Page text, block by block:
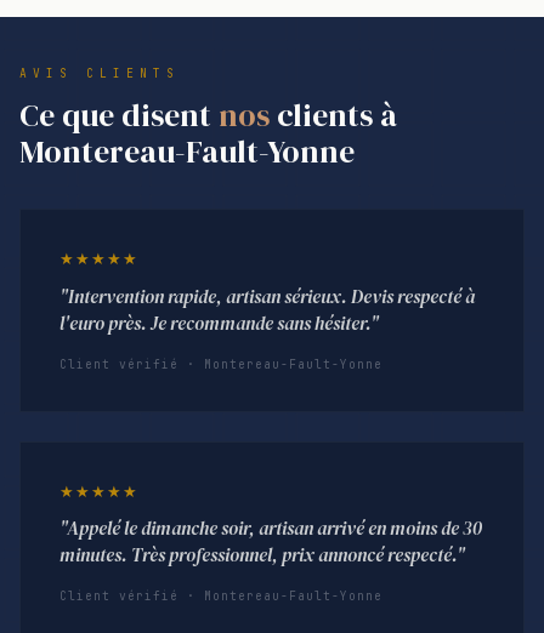
AVIS CLIENTS
Ce que disent nosclients à
Montereau-Fault-Yonne
★★★★★
"Intervention rapide, artisan sérieux. Devis respecté à
l'euro près. Je recommande sans hésiter."
Client vérifié · Montereau-Fault-Yonne
★★★★★
"Appelé le dimanche soir, artisan arrivé en moins de 30
minutes. Très professionnel, prix annoncé respecté."
Client vérifié · Montereau-Fault-Yonne